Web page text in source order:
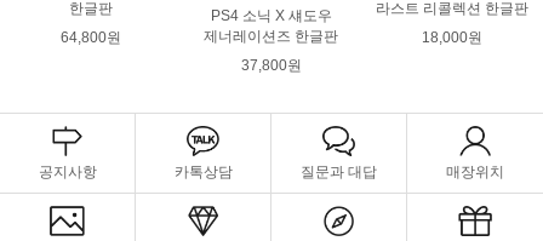
한글판
64,800원
PS4 소닉 X 섀도우
제너레이션즈 한글판
37,800원
라스트 리콜렉션 한글판
18,000원
공지사항 카톡상담 질문과 대답 매장위치